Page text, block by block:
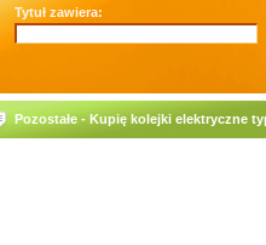
Tytuł zawiera:
Pozostałe - Kupię kolejki elektryczne